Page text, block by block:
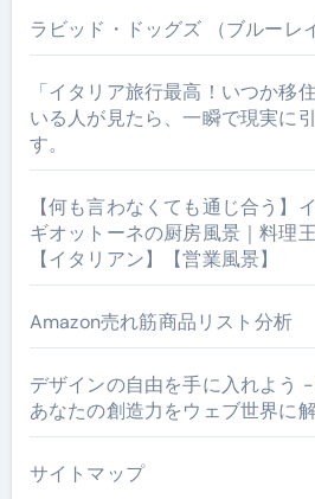
ラビッド・ドッグズ （ブルーレ
「イタリア旅行最高！いつか移
いる人が見たら、一瞬で現実に
す。
【何も言わなくても通じ合う】
ギオットーネの厨房風景｜料理
【イタリアン】【営業風景】
Amazon売れ筋商品リスト分析
デザインの自由を手に入れよう
あなたの創造力をウェブ世界に
サイトマップ